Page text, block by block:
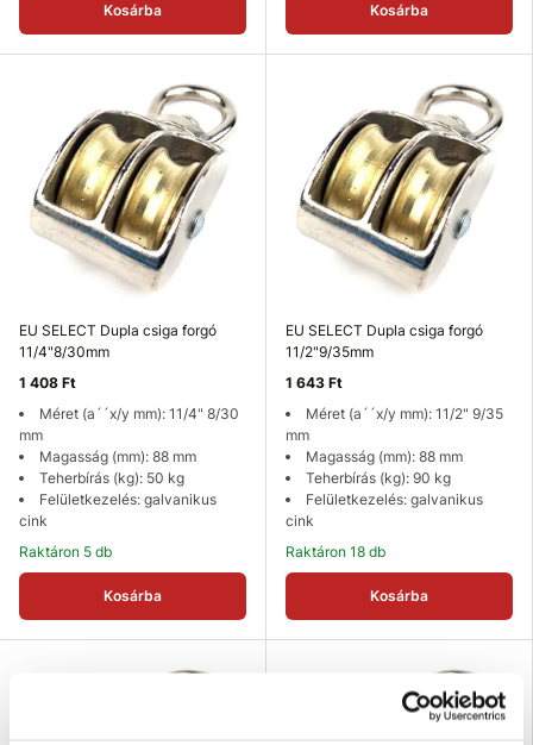
Kosárba Kosárba
EU SELECT Dupla csiga forgó
11/4"8/30mm
1 408 Ft
Méret (a´´x/y mm): 11/4" 8/30
mm
Magasság (mm): 88 mm
Teherbírás (kg): 50 kg
Felületkezelés: galvanikus
cink
Raktáron 5 db
Kosárba
EU SELECT Dupla csiga forgó
11/2"9/35mm
1 643 Ft
Méret (a´´x/y mm): 11/2" 9/35
mm
Magasság (mm): 88 mm
Teherbírás (kg): 90 kg
Felületkezelés: galvanikus
cink
Raktáron 18 db
Kosárba